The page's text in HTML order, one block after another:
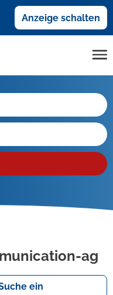
Anzeige schalten
ag
ein